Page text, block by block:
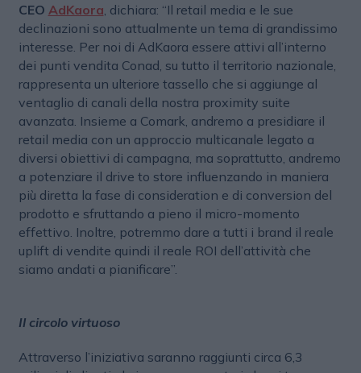
CEO AdKaora , dichiara: “Il retail media e le sue
declinazioni sono attualmente un tema di grandissimo
interesse. Per noi di AdKaora essere attivi all’interno
dei punti vendita Conad, su tutto il territorio nazionale,
rappresenta un ulteriore tassello che si aggiunge al
ventaglio di canali della nostra proximity suite
avanzata. Insieme a Comark, andremo a presidiare il
retail media con un approccio multicanale legato a
diversi obiettivi di campagna, ma soprattutto, andremo
a potenziare il drive to store influenzando in maniera
più diretta la fase di consideration e di conversion del
prodotto e sfruttando a pieno il micro-momento
effettivo. Inoltre, potremmo dare a tutti i brand il reale
uplift di vendite quindi il reale ROI dell’attività che
siamo andati a pianificare”.
Il circolo virtuoso
Attraverso l’iniziativa saranno raggiunti circa 6,3